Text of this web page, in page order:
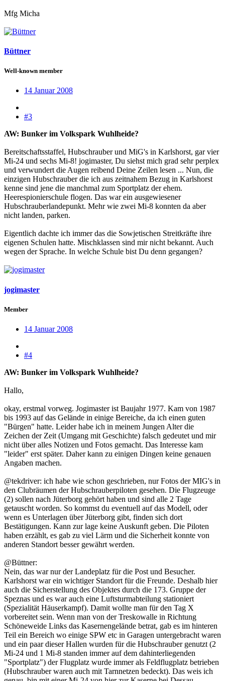
Mfg Micha
Büttner
Well-known member
14 Januar 2008
#3
AW: Bunker im Volkspark Wuhlheide?
Bereitschaftsstaffel, Hubschrauber und MiG's in Karlshorst, gar vier
Mi-24 und sechs Mi-8! jogimaster, Du siehst mich grad sehr perplex
und verwundert die Augen reibend Deine Zeilen lesen ... Nun, die
einzigen Hubschrauber die ich aus zeitnahem Bezug in Karlshorst
kenne sind jene die manchmal zum Sportplatz der ehem.
Heerespionierschule flogen. Das war ein ausgewiesener
Hubschrauberlandepunkt. Mehr wie zwei Mi-8 konnten da aber
nicht landen, parken.
Eigentlich dachte ich immer das die Sowjetischen Streitkräfte ihre
eigenen Schulen hatte. Mischklassen sind mir nicht bekannt. Auch
wegen der Sprache. In welche Schule bist Du denn gegangen?
jogimaster
Member
14 Januar 2008
#4
AW: Bunker im Volkspark Wuhlheide?
Hallo,
okay, erstmal vorweg. Jogimaster ist Baujahr 1977. Kam von 1987
bis 1993 auf das Gelände in einige Bereiche, da ich einen guten
"Bürgen" hatte. Leider habe ich in meinem Jungen Alter die
Zeichen der Zeit (Umgang mit Geschichte) falsch gedeutet und mir
nicht über alles Notizen und Fotos gemacht. Das Interesse kam
"leider" erst später. Daher kann zu einigen Dingen keine genauen
Angaben machen.
@tekdriver: ich habe wie schon geschrieben, nur Fotos der MIG's in
den Clubräumen der Hubschrauberpiloten gesehen. Die Flugzeuge
(2) sollen nach Jüterborg gehört haben und sind alle 2 Tage
getauscht worden. So kommst du eventuell auf das Modell, oder
wenn es Unterlagen über Jüterborg gibt, finden sich dort
Bestätigungen. Kann zur lage keine Auskunft geben. Die Piloten
haben erzählt, es gab zu viel Lärm und die Sicherheit konnte von
anderen Standort besser gewährt werden.
@Büttner:
Nein, das war nur der Landeplatz für die Post und Besucher.
Karlshorst war ein wichtiger Standort für die Freunde. Deshalb hier
auch die Sicherstellung des Objektes durch die 173. Gruppe der
Speznas und es war auch eine Luftsturmabteilung stationiert
(Spezialität Häuserkampf). Damit wollte man für den Tag X
vorbereitet sein. Wenn man von der Treskowalle in Richtung
Schöneweide Links das Kasernengelände betrat, gab es im hinteren
Teil ein Bereich wo einige SPW etc in Garagen untergebracht waren
und ein paar dieser Hallen wurden für die Hubschrauber genutzt (2
Mi-24 und 1 Mi-8 standen immer auf dem dahinterliegenden
"Sportplatz") der Flugplatz wurde immer als Feldflugplatz betrieben
(Hubschrauber waren auch mit Tarnnetzen bedeckt). Das weis ich